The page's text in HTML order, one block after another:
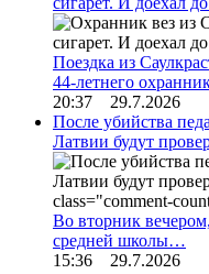
Поездка из
44-летнего
20:37 29.7.2026
После убийства
Латвии будут
Во вторник
средней школы…
15:36 29.7.2026